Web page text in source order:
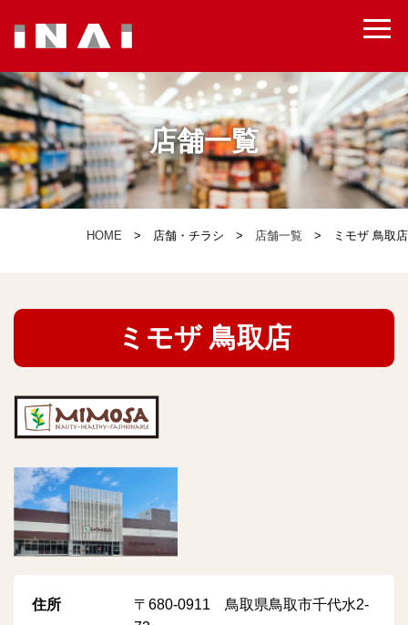
店舗一覧
HOME 店舗・チラシ 店舗一覧 ミモザ 鳥取店
ミモザ 鳥取店
住所
〒680-0911 鳥取県鳥取市千代水2-